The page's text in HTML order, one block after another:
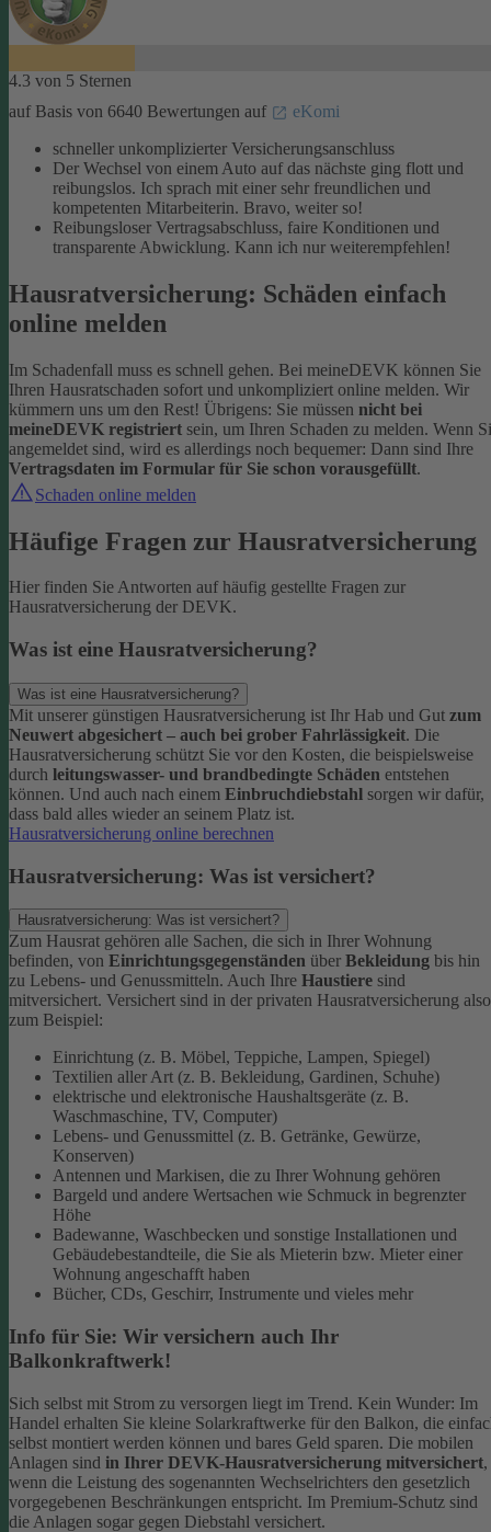
4.3 von 5 Sternen
auf Basis von 6640 Bewertungen auf
eKomi
schneller unkomplizierter Versicherungsanschluss
Der Wechsel von einem Auto auf das nächste ging flott und
reibungslos. Ich sprach mit einer sehr freundlichen und
kompetenten Mitarbeiterin. Bravo, weiter so!
Reibungsloser Vertragsabschluss, faire Konditionen und
transparente Abwicklung. Kann ich nur weiterempfehlen!
Hausratversicherung: Schäden einfach
online melden
Im Schadenfall muss es schnell gehen. Bei meineDEVK können Sie
Ihren Hausratschaden sofort und unkompliziert online melden. Wir
kümmern uns um den Rest! Übrigens: Sie müssen nicht bei
meineDEVK registriert sein, um Ihren Schaden zu melden. Wenn
angemeldet sind, wird es allerdings noch bequemer: Dann sind Ihre
Vertragsdaten im Formular für Sie schon vorausgefüllt.
Schaden online melden
Häufige Fragen zur Hausratversicherung
Hier finden Sie Antworten auf häufig gestellte Fragen zur
Hausratversicherung der DEVK.
Was ist eine Hausratversicherung?
Was ist eine Hausratversicherung?
Mit unserer günstigen Hausratversicherung ist Ihr Hab und Gut zum
Neuwert abgesichert – auch bei grober Fahrlässigkeit. Die
Hausratversicherung schützt Sie vor den Kosten, die beispielsweise
durch leitungswasser- und brandbedingte Schäden entstehen
können. Und auch nach einem Einbruchdiebstahl sorgen wir dafür,
dass bald alles wieder an seinem Platz ist.
Hausratversicherung online berechnen
Hausratversicherung: Was ist versichert?
Hausratversicherung: Was ist versichert?
Zum Hausrat gehören alle Sachen, die sich in Ihrer Wohnung
befinden, von Einrichtungsgegenständen über Bekleidung bis hin
zu Lebens- und Genussmitteln. Auch Ihre Haustiere sind
mitversichert. Versichert sind in der privaten Hausratversicherung also
zum Beispiel:
Einrichtung (z. B. Möbel, Teppiche, Lampen, Spiegel)
Textilien aller Art (z. B. Bekleidung, Gardinen, Schuhe)
elektrische und elektronische Haushaltsgeräte (z. B.
Waschmaschine, TV, Computer)
Lebens- und Genussmittel (z. B. Getränke, Gewürze,
Konserven)
Antennen und Markisen, die zu Ihrer Wohnung gehören
Bargeld und andere Wertsachen wie Schmuck in begrenzter
Höhe
Badewanne, Waschbecken und sonstige Installationen und
Gebäudebestandteile, die Sie als Mieterin bzw. Mieter einer
Wohnung angeschafft haben
Bücher, CDs, Geschirr, Instrumente und vieles mehr
Info für Sie: Wir versichern auch Ihr
Balkonkraftwerk!
Sich selbst mit Strom zu versorgen liegt im Trend. Kein Wunder: Im
Handel erhalten Sie kleine Solarkraftwerke für den Balkon, die
selbst montiert werden können und bares Geld sparen. Die mobilen
Anlagen sind in Ihrer DEVK-Hausratversicherung mitversichert,
wenn die Leistung des sogenannten Wechselrichters den gesetzlich
vorgegebenen Beschränkungen entspricht. Im Premium-Schutz sind
die Anlagen sogar gegen Diebstahl versichert.